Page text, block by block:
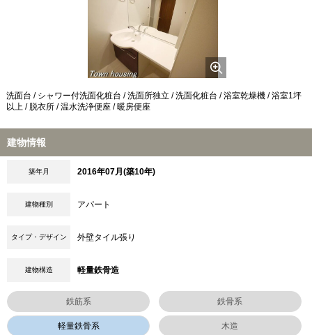
洗面台 / シャワー付洗面化粧台 / 洗面所独立 / 洗面化粧台 / 浴室乾燥機 / 浴室1坪
以上 / 脱衣所 / 温水洗浄便座 / 暖房便座
建物情報
築年月 2016年07月(築10年)
建物種別 アパート
タイプ・デザイン 外壁タイル張り
建物構造 軽量鉄骨造
鉄筋系 鉄骨系
軽量鉄骨系 木造